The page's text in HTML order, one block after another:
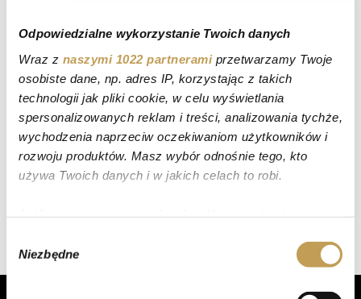
Odpowiedzialne wykorzystanie Twoich danych
Wraz z naszymi 1022 partneramiprzetwarzamy Twoje
osobiste dane, np. adres IP, korzystając z takich
technologii jak pliki cookie, w celu wyświetlania
spersonalizowanych reklam i treści, analizowania tychże,
wychodzenia naprzeciw oczekiwaniom użytkowników i
rozwoju produktów. Masz wybór odnośnie tego, kto
używa Twoich danych i w jakich celach to robi.
geograficznej z dokładnością nawet do kilku metrów
analizując charakteryzującego je zbiory danych
zgody
Niezbędne